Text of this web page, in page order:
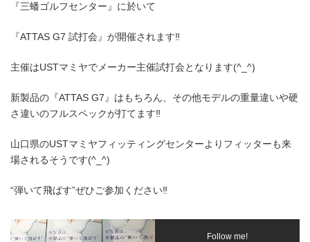
『三蟠ゴルフセンター』に於いて
『ATTAS G7 試打会』が開催されます‼️
主催はUSTマミヤでメーカー主催試打会となります(^_^)
新製品の『ATTAS G7』はもちろん、その他モデルの重量違いや硬
さ違いのフルスペックが打てます‼️
山口県のUSTマミヤフィッティングセンターよりフィッターも来
場されるそうです(^_^)
“弾いて飛ばす”ぜひご参加ください‼️
Follow me!